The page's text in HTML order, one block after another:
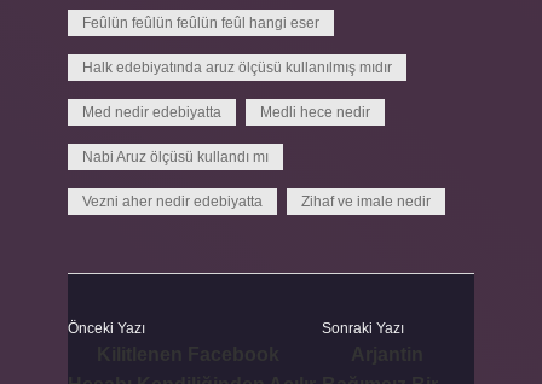
Feûlün feûlün feûlün feûl hangi eser
Halk edebiyatında aruz ölçüsü kullanılmış mıdır
Med nedir edebiyatta Medli hece nedir
Nabi Aruz ölçüsü kullandı mı
Vezni aher nedir edebiyatta Zihaf ve imale nedir
Önceki Yazı Sonraki Yazı